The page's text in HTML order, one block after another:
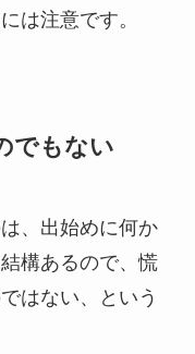
は注意です。
でもない
、出始めに何か
構あるので、慌
はない、という